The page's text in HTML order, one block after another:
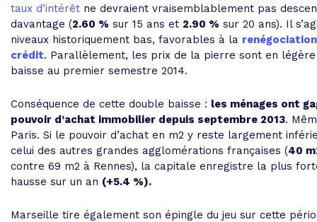
taux d’intérêt ne devraient vraisemblablement pas
davantage (2.60 % sur 15 ans et 2.90 % sur 20 ans). Il
niveaux historiquement bas, favorables à la
crédit. Parallèlement, les prix de la pierre sont en légère
baisse au premier semestre 2014.
Conséquence de cette double baisse : les ménages ont
pouvoir d’achat immobilier depuis septembre 2013.
Paris. Si le pouvoir d’achat en m2 y reste largement
celui des autres grandes agglomérations françaises (40
contre 69 m2 à Rennes), la capitale enregistre la plus
hausse sur un an (+5.4 %).
Marseille tire également son épingle du jeu sur cette